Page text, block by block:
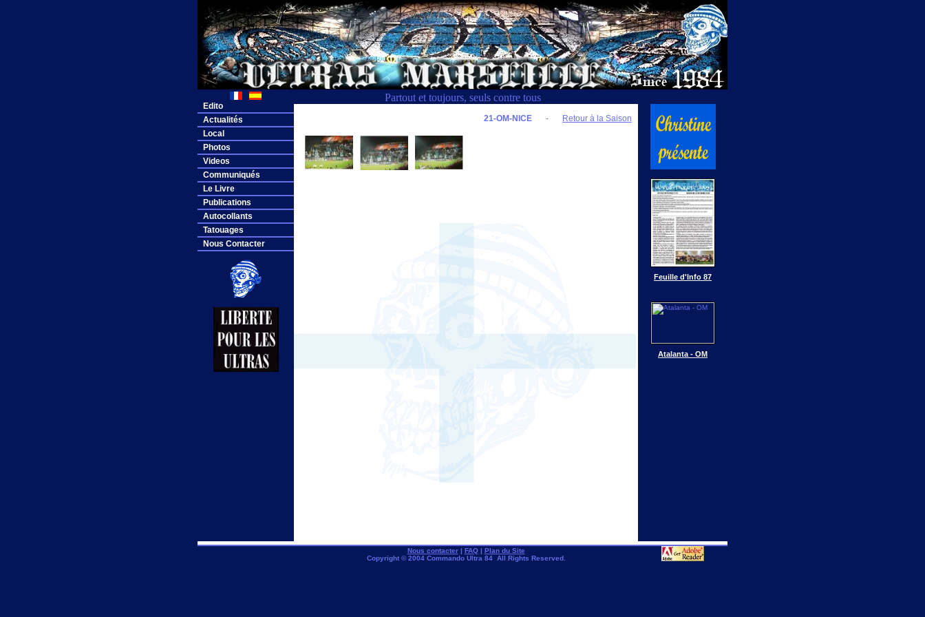
Partout et toujours, seuls contre tous
Edito
Actualités
Local
Photos
Videos
Communiqués
Le Livre
Publications
Autocollants
Tatouages
Nous Contacter
21-OM-NICE - Retour à la Saison
Feuille d'Info 87
Atalanta - OM
Nous contacter| FAQ| Plan du Site
Copyright © 2004 Commando Ultra 84 All Rights Reserved.